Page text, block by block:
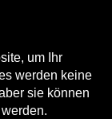
um Ihr
werden keine
sie können